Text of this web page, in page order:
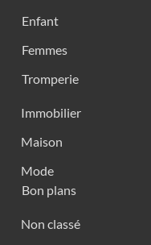
Enfant
Femmes
Tromperie
Immobilier
Maison
Mode
Bon plans
Non classé